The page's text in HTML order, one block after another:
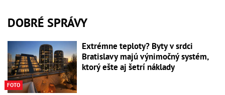
DOBRÉ SPRÁVY
FOTO
Extrémne teploty? Byty v srdci
Bratislavy majú výnimočný systém,
ktorý ešte aj šetrí náklady